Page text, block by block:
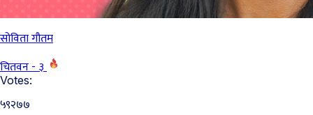
सोविता गौतम
चितवन - ३
Votes:
५९२७७